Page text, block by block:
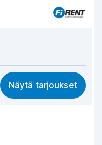
8,9
8,2
Näytä tarjoukset